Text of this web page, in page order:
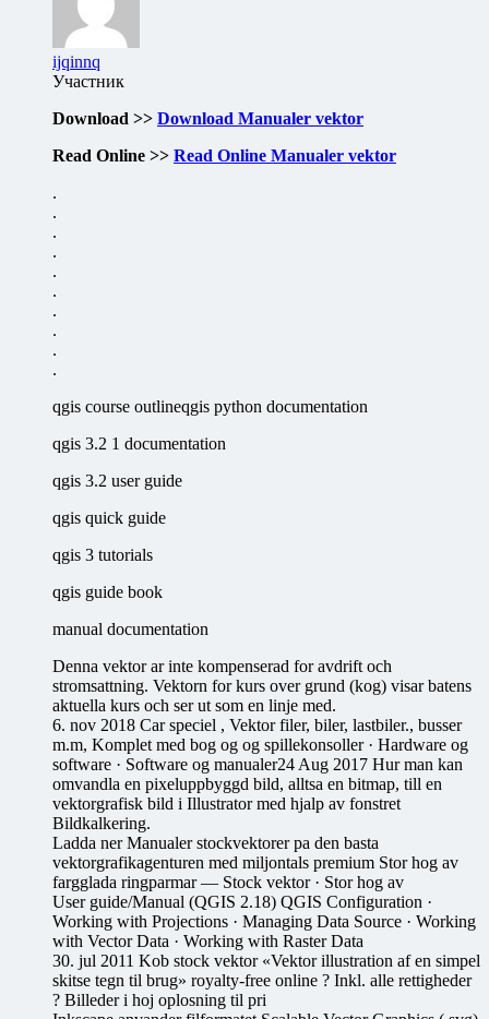
ijqinnq
Участник
Download >> Download Manualer vektor
Read Online >> Read Online Manualer vektor
.
.
.
.
.
.
.
.
.
.
qgis course outlineqgis python documentation
qgis 3.2 1 documentation
qgis 3.2 user guide
qgis quick guide
qgis 3 tutorials
qgis guide book
manual documentation
Denna vektor ar inte kompenserad for avdrift och
stromsattning. Vektorn for kurs over grund (kog) visar batens
aktuella kurs och ser ut som en linje med.
6. nov 2018 Car speciel , Vektor filer, biler, lastbiler., busser
m.m, Komplet med bog og og spillekonsoller · Hardware og
software · Software og manualer24 Aug 2017 Hur man kan
omvandla en pixeluppbyggd bild, alltsa en bitmap, till en
vektorgrafisk bild i Illustrator med hjalp av fonstret
Bildkalkering.
Ladda ner Manualer stockvektorer pa den basta
vektorgrafikagenturen med miljontals premium Stor hog av
fargglada ringparmar — Stock vektor · Stor hog av
User guide/Manual (QGIS 2.18) QGIS Configuration ·
Working with Projections · Managing Data Source · Working
with Vector Data · Working with Raster Data
30. jul 2011 Kob stock vektor «Vektor illustration af en simpel
skitse tegn til brug» royalty-free online ? Inkl. alle rettigheder
? Billeder i hoj oplosning til pri